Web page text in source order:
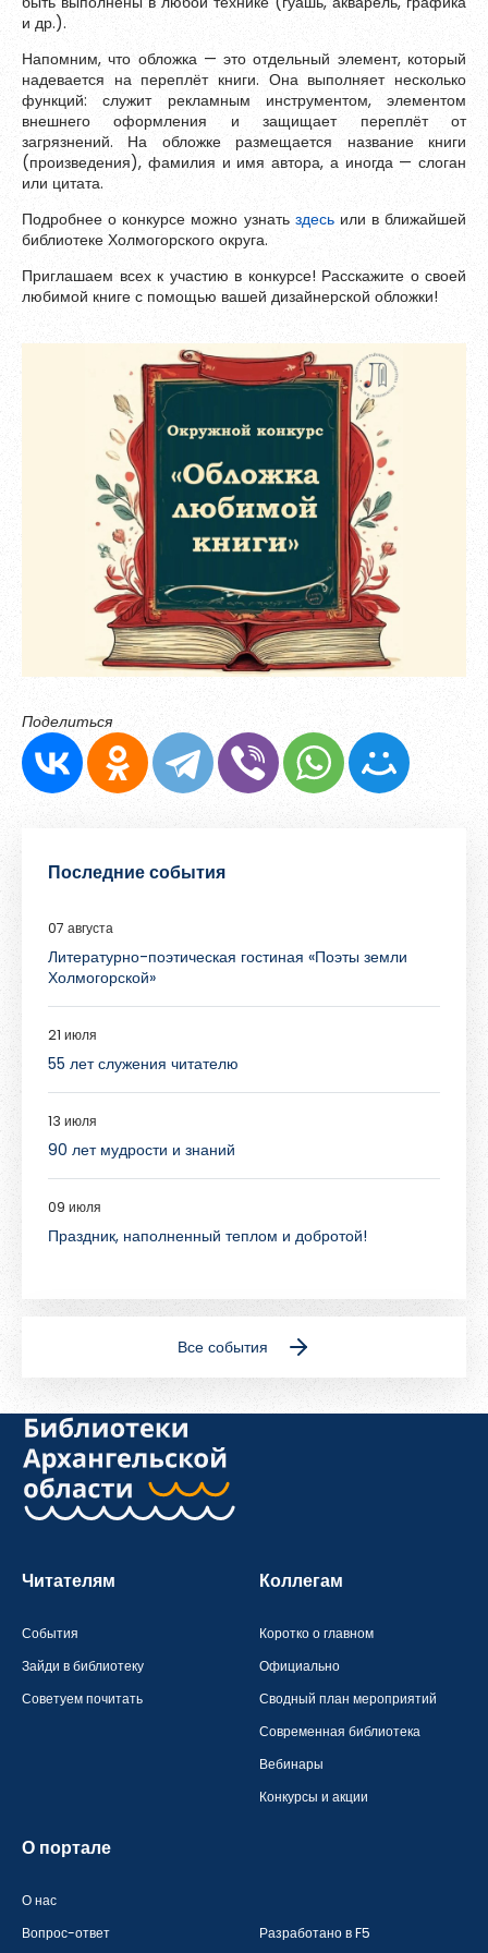
и др.).
Напомним, что обложка — это отдельный элемент, который
надевается на переплёт книги. Она выполняет несколько
функций: служит рекламным инструментом, элементом
внешнего оформления и защищает переплёт от
загрязнений. На обложке размещается название книги
(произведения), фамилия и имя автора, а иногда — слоган
или цитата.
Подробнее о конкурсе можно узнать здесьили в ближайшей
библиотеке Холмогорского округа.
Приглашаем всех к участию в конкурсе! Расскажите о своей
любимой книге с помощью вашей дизайнерской обложки!
Поделиться
Последние события
07 августа
Литературно-поэтическая гостиная «Поэты земли
Холмогорской»
21 июля
55 лет служения читателю
13 июля
90 лет мудрости и знаний
09 июля
Праздник, наполненный теплом и добротой!
Все события
Читателям
События
Зайди в библиотеку
Советуем почитать
Коллегам
Коротко о главном
Официально
Сводный план мероприятий
Современная библиотека
Вебинары
Конкурсы и акции
О портале
О нас
Вопрос-ответ
Разработано в F5
Зарегистрироваться
Пароль должен быть минимум 6 символов и содержать хотя
бы одну строчную букву, одну прописную букву, одну цифру
и один специальный символ.
Обновить
Я согласен на обработку
персональных данных
Я согласен справилами использования материалов
размещённых на портале.
Уже зарегистрированы?Войти